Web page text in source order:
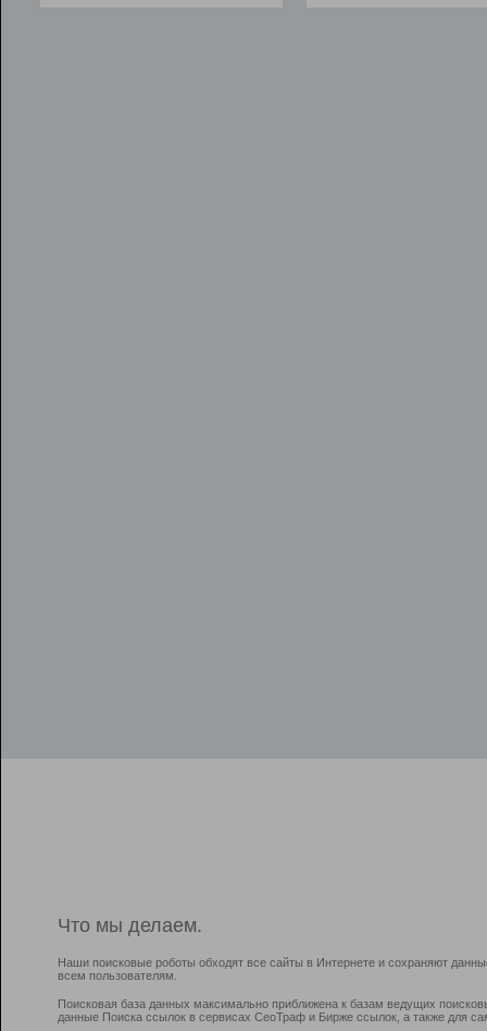
Что мы делаем.
Наши поисковые роботы обходят все сайты в Интернете и сохраняют
всем пользователям.
Поисковая база данных максимально приближена к базам ведущих
данные Поиска ссылок в сервисах СеоТраф и Бирже ссылок, а также для